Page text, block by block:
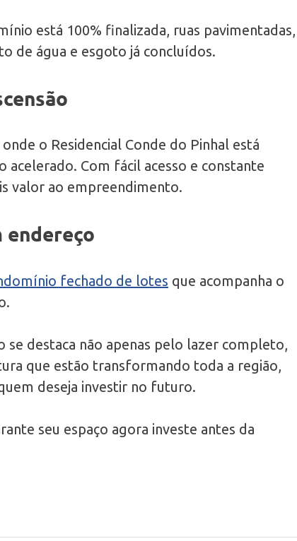
está 100% finalizada, ruas pavimentadas,
de água e esgoto já concluídos.
o Residencial Conde do Pinhal está
acelerado. Com fácil acesso e constante
valor ao empreendimento.
endereço
fechado de lotes que acompanha o
destaca não apenas pelo lazer completo,
que estão transformando toda a região,
deseja investir no futuro.
seu espaço agora investe antes da